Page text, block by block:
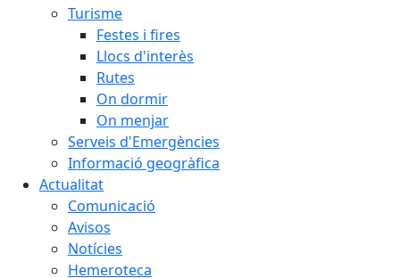
Turisme
Festes i fires
Llocs d'interès
Rutes
On dormir
On menjar
Serveis d'Emergències
Informació geogràfica
Actualitat
Comunicació
Avisos
Notícies
Hemeroteca